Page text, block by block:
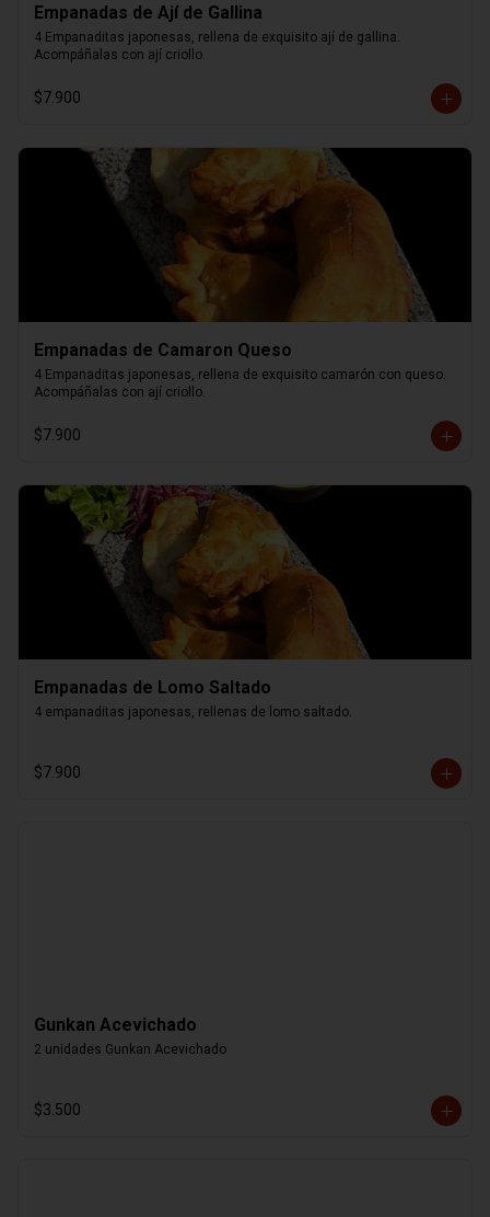
Empanadas de Ají de Gallina
4 Empanaditas japonesas, rellena de exquisito ají de gallina.
Acompáñalas con ají criollo.
$7.900
Empanadas de Camaron Queso
4 Empanaditas japonesas, rellena de exquisito camarón con queso.
Acompáñalas con ají criollo.
$7.900
Empanadas de Lomo Saltado
4 empanaditas japonesas, rellenas de lomo saltado.
$7.900
Gunkan Acevichado
2 unidades Gunkan Acevichado
$3.500